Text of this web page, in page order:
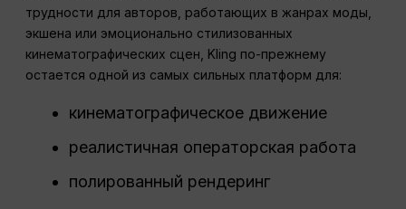
трудности для авторов, работающих в жанрах моды,
экшена или эмоционально стилизованных
кинематографических сцен, Kling по-прежнему
остается одной из самых сильных платформ для:
кинематографическое движение
реалистичная операторская работа
полированный рендеринг